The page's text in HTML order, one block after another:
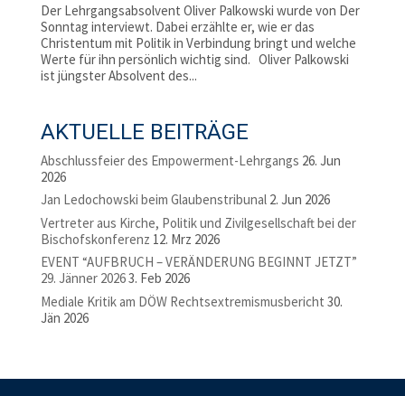
Der Lehrgangsabsolvent Oliver Palkowski wurde von Der
Sonntag interviewt. Dabei erzählte er, wie er das
Christentum mit Politik in Verbindung bringt und welche
Werte für ihn persönlich wichtig sind. Oliver Palkowski
ist jüngster Absolvent des...
AKTUELLE BEITRÄGE
Abschlussfeier des Empowerment-Lehrgangs 26. Jun
2026
Jan Ledochowski beim Glaubenstribunal 2. Jun 2026
Vertreter aus Kirche, Politik und Zivilgesellschaft bei der
Bischofskonferenz 12. Mrz 2026
EVENT “AUFBRUCH – VERÄNDERUNG BEGINNT JETZT”
29. Jänner 20263. Feb 2026
Mediale Kritik am DÖW Rechtsextremismusbericht 30.
Jän 2026